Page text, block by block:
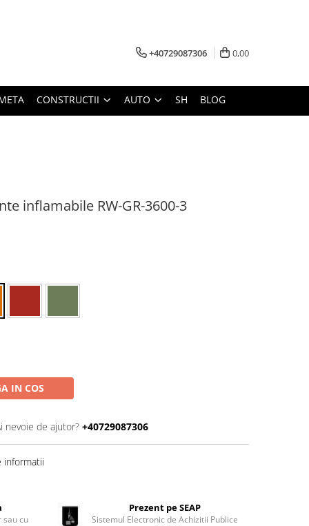
+40729087306 0,00
CONSTRUCTII AUTO SH BLOG
inflamabile RW-GR-3600-3
IN COS
nevoie de ajutor? +40729087306
informatii
sau cu
Prezent pe SEAP
Sistemul Electronic de Achizitii Publice